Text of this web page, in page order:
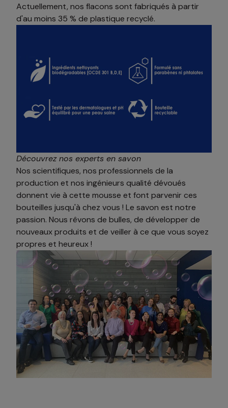
Actuellement, nos flacons sont fabriqués à partir
d'au moins 35 % de plastique recyclé.
Découvrez nos experts en savon
Nos scientifiques, nos professionnels de la
production et nos ingénieurs qualité dévoués
donnent vie à cette mousse et font parvenir ces
bouteilles jusqu'à chez vous ! Le savon est notre
passion. Nous rêvons de bulles, de développer de
nouveaux produits et de veiller à ce que vous soyez
propres et heureux !